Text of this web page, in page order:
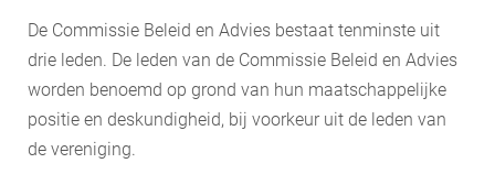
De Commissie Beleid en Advies bestaat tenminste uit
drie leden. De leden van de Commissie Beleid en Advies
worden benoemd op grond van hun maatschappelijke
positie en deskundigheid, bij voorkeur uit de leden van
de vereniging.